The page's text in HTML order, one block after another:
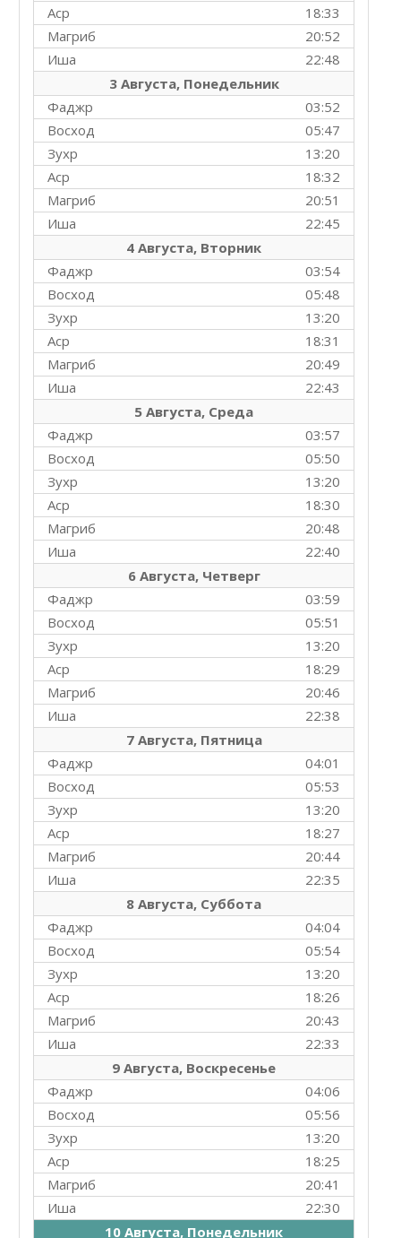
18:33
Аср
20:52
Магриб
22:48
Иша
3 Августа, Понедельник
03:52
Фаджр
05:47
Восход
13:20
Зухр
18:32
Аср
20:51
Магриб
22:45
Иша
4 Августа, Вторник
03:54
Фаджр
05:48
Восход
13:20
Зухр
18:31
Аср
20:49
Магриб
22:43
Иша
5 Августа, Среда
03:57
Фаджр
05:50
Восход
13:20
Зухр
18:30
Аср
20:48
Магриб
22:40
Иша
6 Августа, Четверг
03:59
Фаджр
05:51
Восход
13:20
Зухр
18:29
Аср
20:46
Магриб
22:38
Иша
7 Августа, Пятница
04:01
Фаджр
05:53
Восход
13:20
Зухр
18:27
Аср
20:44
Магриб
22:35
Иша
8 Августа, Суббота
04:04
Фаджр
05:54
Восход
13:20
Зухр
18:26
Аср
20:43
Магриб
22:33
Иша
9 Августа, Воскресенье
04:06
Фаджр
05:56
Восход
13:20
Зухр
18:25
Аср
20:41
Магриб
22:30
Иша
10 Августа, Понедельник